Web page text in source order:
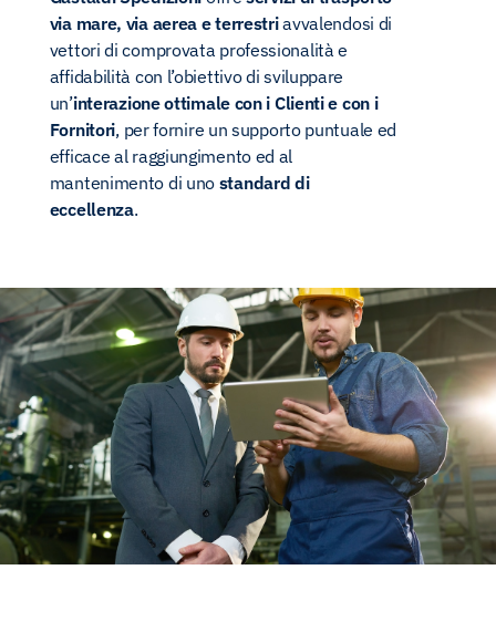
via mare, via aerea e terrestriavvalendosi di
vettori di comprovata professionalità e
affidabilità con l’obiettivo di sviluppare
un’interazione ottimale con i Clienti e con i
Fornitori, per fornire un supporto puntuale ed
efficace al raggiungimento ed al
mantenimento di uno standard di
eccellenza.